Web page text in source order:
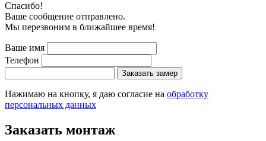
Cпасибо!
Ваше сообщение отправлено.
Мы перезвоним в ближайшее время!
Ваше имя
Телефон
Заказать замер
Нажимаю на кнопку, я даю согласие на обработку
персональных данных
Заказать монтаж